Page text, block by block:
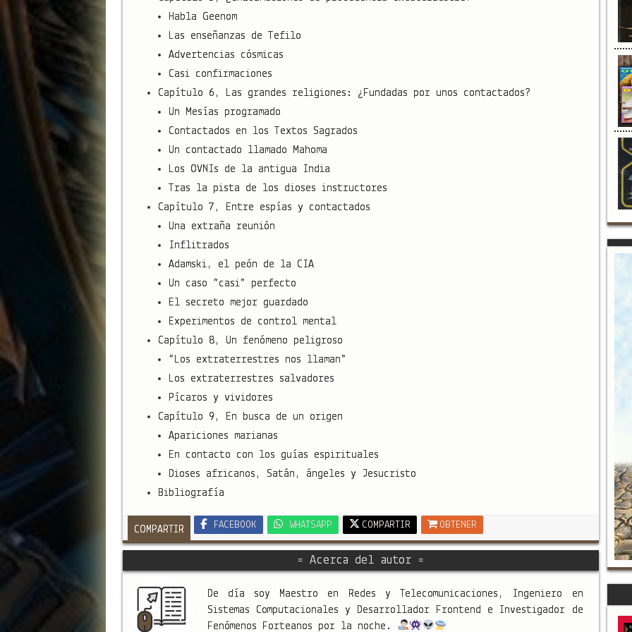
Habla Geenom
Las enseñanzas de Tefilo
Advertencias cósmicas
Casi confirmaciones
Capítulo 6, Las grandes religiones: ¿Fundadas por unos contactados?
Un Mesías programado
Contactados en los Textos Sagrados
Un contactado llamado Mahoma
Los OVNIs de la antigua India
Tras la pista de los dioses instructores
Capítulo 7, Entre espías y contactados
Una extraña reunión
Inflitrados
Adamski, el peón de la CIA
Un caso “casi” perfecto
El secreto mejor guardado
Experimentos de control mental
Capítulo 8, Un fenómeno peligroso
“Los extraterrestres nos llaman”
Los extraterrestres salvadores
Pícaros y vividores
Capítulo 9, En busca de un origen
Apariciones marianas
En contacto con los guías espirituales
Dioses africanos, Satán, ángeles y Jesucristo
Bibliografía
COMPARTIR FACEBOOK WHATSAPP COMPARTIR OBTENER
= Acerca del autor =
De día soy Maestro en Redes y Telecomunicaciones, Ingeniero en
Sistemas Computacionales y Desarrollador Frontend e Investigador de
Fenómenos Forteanos por la noche.